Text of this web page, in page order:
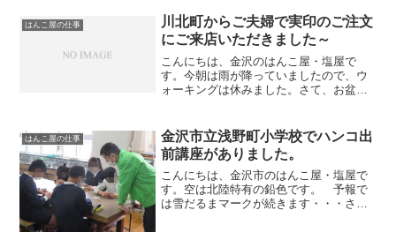
承りました。かなり年期が...
はんこ屋の仕事
川北町からご夫婦で実印のご注文
にご来店いただきました～
こんにちは、金沢のはんこ屋・塩屋で
す。今朝は雨が降っていましたので、ウ
ォーキングは休みました。さて、お盆休
いらっしゃいました。黒水牛16.5ミリ丸
に当店独自の新篆書体で...
はんこ屋の仕事
金沢市立浅野町小学校でハンコ出
前講座がありました。
こんにちは、金沢市のはんこ屋・塩屋で
す。空は北陸特有の鉛色です。 予報で
は雪だるまマークが続きます・・・さ